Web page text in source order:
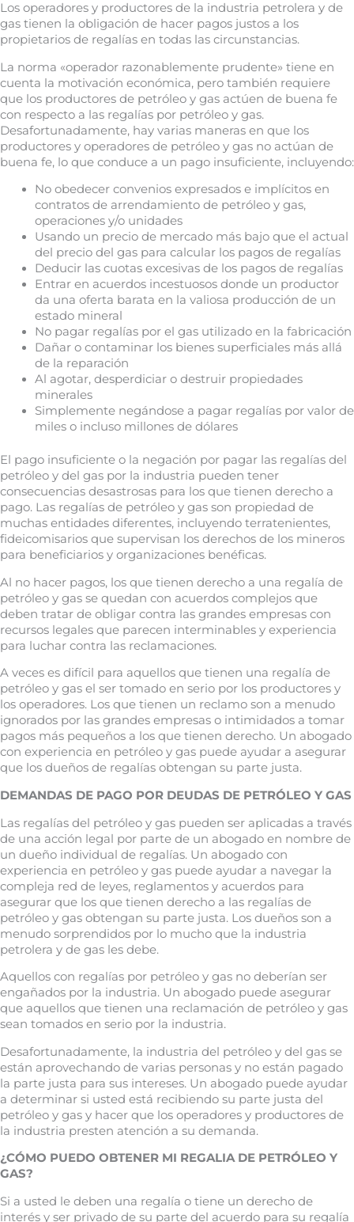
Los operadores y productores de la industria petrolera y de
gas tienen la obligación de hacer pagos justos a los
propietarios de regalías en todas las circunstancias.
La norma «operador razonablemente prudente» tiene en
cuenta la motivación económica, pero también requiere
que los productores de petróleo y gas actúen de buena fe
con respecto a las regalías por petróleo y gas.
Desafortunadamente, hay varias maneras en que los
productores y operadores de petróleo y gas no actúan de
buena fe, lo que conduce a un pago insuficiente, incluyendo:
No obedecer convenios expresados e implícitos en
contratos de arrendamiento de petróleo y gas,
operaciones y/o unidades
Usando un precio de mercado más bajo que el actual
del precio del gas para calcular los pagos de regalías
Deducir las cuotas excesivas de los pagos de regalías
Entrar en acuerdos incestuosos donde un productor
da una oferta barata en la valiosa producción de un
estado mineral
No pagar regalías por el gas utilizado en la fabricación
Dañar o contaminar los bienes superficiales más allá
de la reparación
Al agotar, desperdiciar o destruir propiedades
minerales
Simplemente negándose a pagar regalías por valor de
miles o incluso millones de dólares
El pago insuficiente o la negación por pagar las regalías del
petróleo y del gas por la industria pueden tener
consecuencias desastrosas para los que tienen derecho a
pago. Las regalías de petróleo y gas son propiedad de
muchas entidades diferentes, incluyendo terratenientes,
fideicomisarios que supervisan los derechos de los mineros
para beneficiarios y organizaciones benéficas.
Al no hacer pagos, los que tienen derecho a una regalía de
petróleo y gas se quedan con acuerdos complejos que
deben tratar de obligar contra las grandes empresas con
recursos legales que parecen interminables y experiencia
para luchar contra las reclamaciones.
A veces es difícil para aquellos que tienen una regalía de
petróleo y gas el ser tomado en serio por los productores y
los operadores. Los que tienen un reclamo son a menudo
ignorados por las grandes empresas o intimidados a tomar
pagos más pequeños a los que tienen derecho. Un abogado
con experiencia en petróleo y gas puede ayudar a asegurar
que los dueños de regalías obtengan su parte justa.
DEMANDAS DE PAGO POR DEUDAS DE PETRÓLEO Y GAS
Las regalías del petróleo y gas pueden ser aplicadas a través
de una acción legal por parte de un abogado en nombre de
un dueño individual de regalías. Un abogado con
experiencia en petróleo y gas puede ayudar a navegar la
compleja red de leyes, reglamentos y acuerdos para
asegurar que los que tienen derecho a las regalías de
petróleo y gas obtengan su parte justa. Los dueños son a
menudo sorprendidos por lo mucho que la industria
petrolera y de gas les debe.
Aquellos con regalías por petróleo y gas no deberían ser
engañados por la industria. Un abogado puede asegurar
que aquellos que tienen una reclamación de petróleo y gas
sean tomados en serio por la industria.
Desafortunadamente, la industria del petróleo y del gas se
están aprovechando de varias personas y no están pagado
la parte justa para sus intereses. Un abogado puede ayudar
a determinar si usted está recibiendo su parte justa del
petróleo y gas y hacer que los operadores y productores de
la industria presten atención a su demanda.
¿CÓMO PUEDO OBTENER MI REGALIA DE PETRÓLEO Y
GAS?
Si a usted le deben una regalía o tiene un derecho de
interés y ser privado de su parte del acuerdo para su regalía